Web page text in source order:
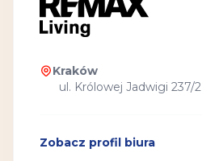
Kraków
ul. Królowej Jadwigi 237/2
Zobacz profil biura